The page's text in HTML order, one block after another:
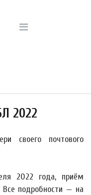
2022
своего почтового
2022 года, приём
подробности — на